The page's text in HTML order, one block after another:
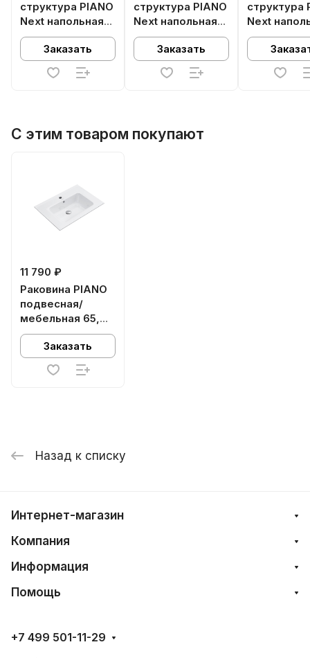
структура PIANO
Next напольная
95, черная
матовая
Заказать
структура PIANO
Next напольная
85, черная
матовая
Заказать
структура
Next
75, черная
матовая
С этим товаром покупают
11 790 ₽
Раковина PIANO
подвесная/
мебельная 65,
белая глянцевая
Заказать
Назад к списку
Интернет-магазин
Компания
Информация
Помощь
+7 499 501-11-29